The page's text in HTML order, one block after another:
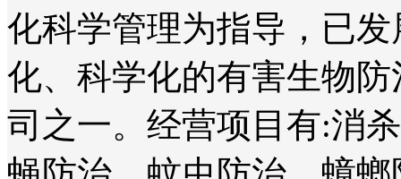
化科学管理为指导，已
化、科学化的有害生物
司之一。经营项目有:消